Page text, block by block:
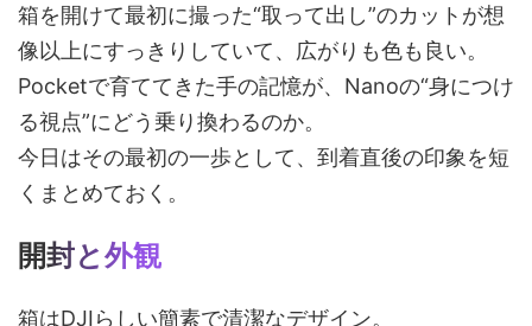
箱を開けて最初に撮った“取って出し”のカットが想
像以上にすっきりしていて、広がりも色も良い。
Pocketで育ててきた手の記憶が、Nanoの“身につけ
る視点”にどう乗り換わるのか。
今日はその最初の一歩として、到着直後の印象を短
くまとめておく。
開封と外観
箱はDJIらしい簡素で清潔なデザイン。